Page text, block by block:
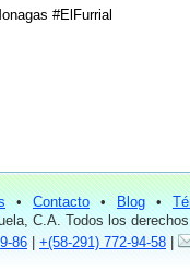
#ElFurrial
• Contacto • Blog •
C.A. Todos los
86 | +(58-291) 772-94-58 |